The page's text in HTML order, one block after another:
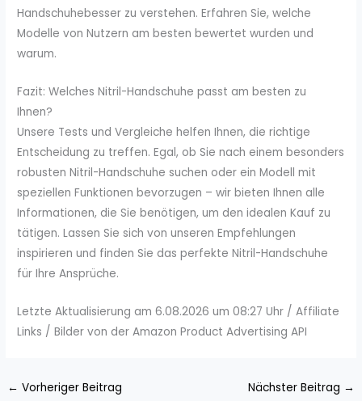
Handschuhebesser zu verstehen. Erfahren Sie, welche
Modelle von Nutzern am besten bewertet wurden und
warum.
Fazit: Welches Nitril-Handschuhe passt am besten zu
Ihnen?
Unsere Tests und Vergleiche helfen Ihnen, die richtige
Entscheidung zu treffen. Egal, ob Sie nach einem besonders
robusten Nitril-Handschuhe suchen oder ein Modell mit
speziellen Funktionen bevorzugen – wir bieten Ihnen alle
Informationen, die Sie benötigen, um den idealen Kauf zu
tätigen. Lassen Sie sich von unseren Empfehlungen
inspirieren und finden Sie das perfekte Nitril-Handschuhe
für Ihre Ansprüche.
Letzte Aktualisierung am 6.08.2026 um 08:27 Uhr / Affiliate
Links / Bilder von der Amazon Product Advertising API
← Vorheriger Beitrag Nächster Beitrag →